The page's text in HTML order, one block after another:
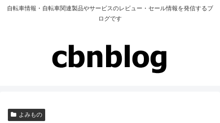
自転車情報・自転車関連製品やサービスのレビュー・セール情報を発信するブ
ログです
よみもの